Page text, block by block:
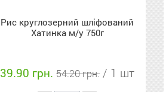
Рис круглозерний шліфований
Хатинка м/у 750г
39.90 грн.54.20 грн. / 1 шт